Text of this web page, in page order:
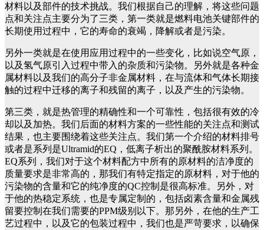
材料以及部件的技术挑战。我们根据自己的理解，将这些问题
点和关注点主要分为了三类，第一类就是燃料电池关键部件的
长期使用过程中，它的寿命的衰竭，降解或者是污染。
另外一类就是在使用应用过程中的一些变化，比如说空气原，
以及氢气原引入过程中带入的杂质和污染物。另外就是各种金
属材料以及我们的高分子非金属材料，在与流体和气体长期接
触的过程中迁移的离子和残留的离子，以及产生的污染物。
第三类，就是热管理的精确性和一个可靠性，包括很有效的冷
却以及加热。我们后面的材料方案的一些性能的关注点和测试
结果，也主要围绕着这些关注点。我们第一个介绍的材料排号
或者是系列是Ultramid的EQ，低离子析出的聚酰胺材料系列。
EQ系列，我们对于这个材料配方中所有的原材料的洁净度的
质量要求是非常高的，那我们有特定指定的原材料，对于他的
污染物的含量和它的纯净度的QC控制是很高标准。另外，对
于他的热稳定系统，也是专属定制的，包括卤素含量和金属残
留要控制在我们需要的PPM级别以下。那另外，在他的生产工
艺过程中，以及它的包装过程中，我们也是严苛要求，以确保